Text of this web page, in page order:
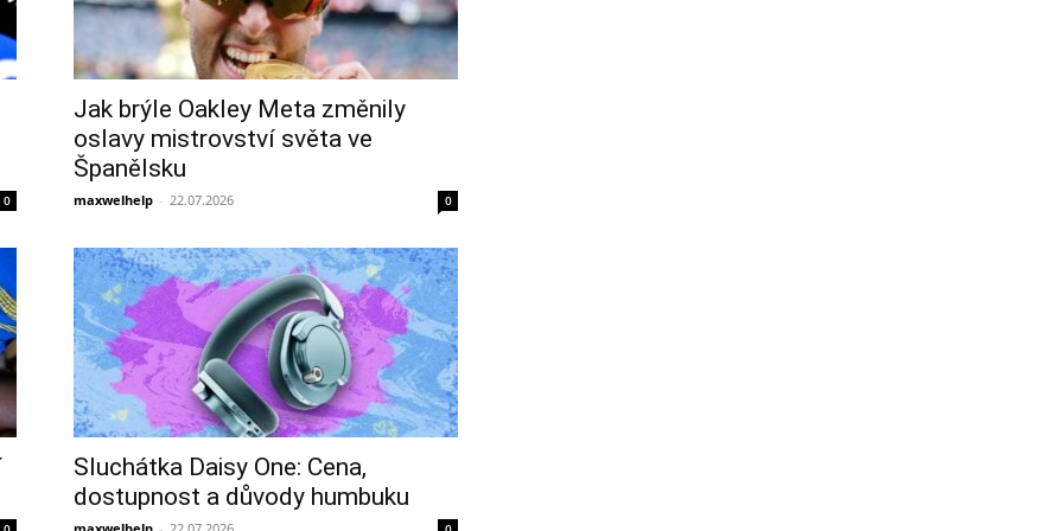
0
Jak brýle Oakley Meta změnily
oslavy mistrovství světa ve
Španělsku
maxwelhelp - 22.07.2026 0
Sluchátka Daisy One: Cena,
dostupnost a důvody humbuku